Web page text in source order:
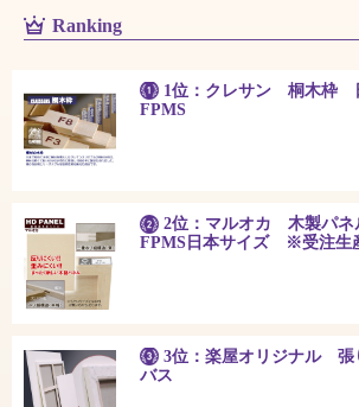
Ranking
1位：クレサン 桐木枠
FPMS
2位：マルオカ 木製パ
FPMS日本サイズ ※受注生
3位：楽屋オリジナル 張
バス